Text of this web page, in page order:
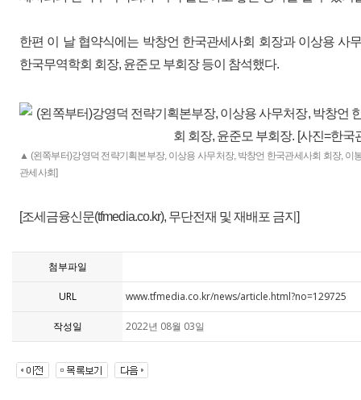
한편 이 날 협약식에는 박창언 한국관세사회 회장과 이상용 사
한국무역학회 회장, 윤준모 부회장 등이 참석했다.
▲ (왼쪽부터)강영덕 전략기획본부장, 이상용 사무처장, 박창언 한국관세사회 회장, 이
관세사회]
[조세금융신문(tfmedia.co.kr), 무단전재 및 재배포 금지]
첨부파일
URL www.tfmedia.co.kr/news/article.html?no=129725
작성일 2022년 08월 03일